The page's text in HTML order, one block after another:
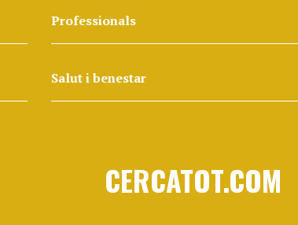
Professionals
Salut i benestar
CERCATOT.COM